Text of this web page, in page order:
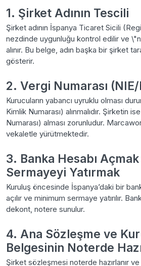
1. Şirket Adının Tescili
Şirket adının İspanya Ticaret Sicili
nezdinde uygunluğu kontrol edilir ve
alınır. Bu belge, adın başka bir şirket
gösterir.
2. Vergi Numarası
Kurucuların yabancı uyruklu olması
Kimlik Numarası) alınmalıdır. Şirketin
Numarası) alması zorunludur.
vekaletle yürütmektedir.
3. Banka Hesabı
Sermayeyi Yatırmak
Kuruluş öncesinde İspanya’daki bir
açılır ve minimum sermaye yatırılır.
dekont, notere sunulur.
4. Ana Sözleşme ve
Belgesinin Noterde
Şirket sözleşmesi noterde hazırlanır